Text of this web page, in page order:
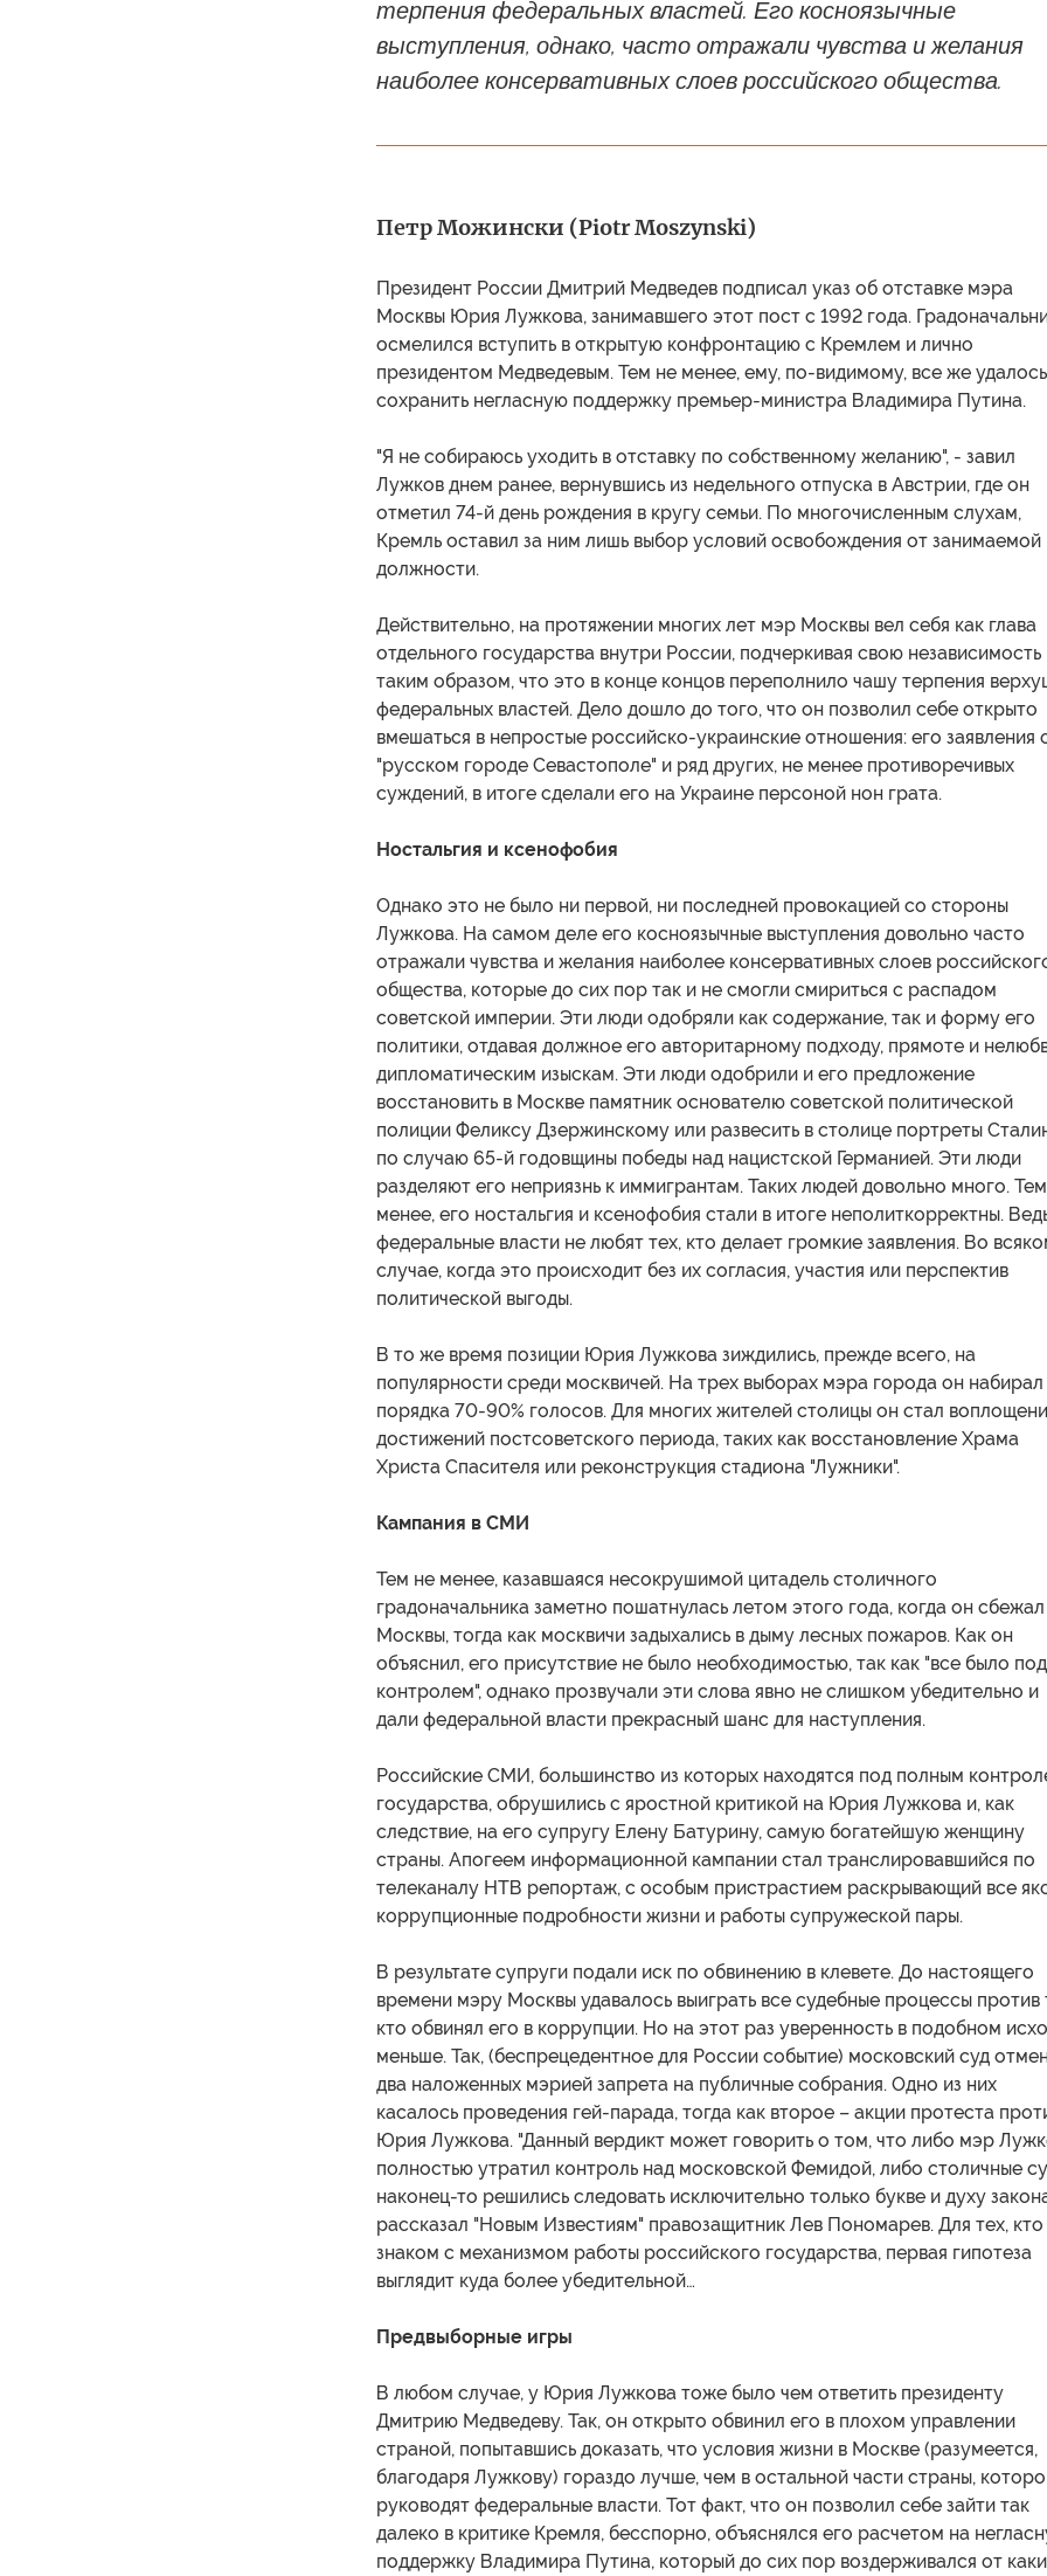
терпения федеральных властей. Его косноязычные
выступления, однако, часто отражали чувства и желания
наиболее консервативных слоев российского общества.
Петр Можински (Piotr Moszynski)
Президент России Дмитрий Медведев подписал указ об отставке мэра
Москвы Юрия Лужкова, занимавшего этот пост с 1992 года.
осмелился вступить в открытую конфронтацию с Кремлем и лично
президентом Медведевым. Тем не менее, ему, по-видимому, все же удалось
сохранить негласную поддержку премьер-министра Владимира Путина.
"Я не собираюсь уходить в отставку по собственному желанию", - завил
Лужков днем ранее, вернувшись из недельного отпуска в Австрии, где он
отметил 74-й день рождения в кругу семьи. По многочисленным слухам,
Кремль оставил за ним лишь выбор условий освобождения от занимаемой
должности.
Действительно, на протяжении многих лет мэр Москвы вел себя как глава
отдельного государства внутри России, подчеркивая свою независимость
таким образом, что это в конце концов переполнило чашу терпения
федеральных властей. Дело дошло до того, что он позволил себе открыто
вмешаться в непростые российско-украинские отношения: его заявления
"русском городе Севастополе" и ряд других, не менее противоречивых
суждений, в итоге сделали его на Украине персоной нон грата.
Ностальгия и ксенофобия
Однако это не было ни первой, ни последней провокацией со стороны
Лужкова. На самом деле его косноязычные выступления довольно часто
отражали чувства и желания наиболее консервативных слоев
общества, которые до сих пор так и не смогли смириться с распадом
советской империи. Эти люди одобряли как содержание, так и форму его
политики, отдавая должное его авторитарному подходу, прямоте и
дипломатическим изыскам. Эти люди одобрили и его предложение
восстановить в Москве памятник основателю советской политической
полиции Феликсу Дзержинскому или развесить в столице портреты
по случаю 65-й годовщины победы над нацистской Германией. Эти люди
разделяют его неприязнь к иммигрантам. Таких людей довольно много.
менее, его ностальгия и ксенофобия стали в итоге неполиткорректны.
федеральные власти не любят тех, кто делает громкие заявления. Во
случае, когда это происходит без их согласия, участия или перспектив
политической выгоды.
В то же время позиции Юрия Лужкова зиждились, прежде всего, на
популярности среди москвичей. На трех выборах мэра города он набирал
порядка 70-90% голосов. Для многих жителей столицы он стал
достижений постсоветского периода, таких как восстановление Храма
Христа Спасителя или реконструкция стадиона "Лужники".
Кампания в СМИ
Тем не менее, казавшаяся несокрушимой цитадель столичного
градоначальника заметно пошатнулась летом этого года, когда он сбежал
Москвы, тогда как москвичи задыхались в дыму лесных пожаров. Как он
объяснил, его присутствие не было необходимостью, так как "все было под
контролем", однако прозвучали эти слова явно не слишком убедительно и
дали федеральной власти прекрасный шанс для наступления.
Российские СМИ, большинство из которых находятся под полным
государства, обрушились с яростной критикой на Юрия Лужкова и, как
следствие, на его супругу Елену Батурину, самую богатейшую женщину
страны. Апогеем информационной кампании стал транслировавшийся по
телеканалу НТВ репортаж, с особым пристрастием раскрывающий все
коррупционные подробности жизни и работы супружеской пары.
В результате супруги подали иск по обвинению в клевете. До настоящего
времени мэру Москвы удавалось выиграть все судебные процессы против
кто обвинял его в коррупции. Но на этот раз уверенность в подобном
меньше. Так, (беспрецедентное для России событие) московский суд
два наложенных мэрией запрета на публичные собрания. Одно из них
касалось проведения гей-парада, тогда как второе – акции протеста
Юрия Лужкова. "Данный вердикт может говорить о том, что либо мэр
полностью утратил контроль над московской Фемидой, либо столичные
наконец-то решились следовать исключительно только букве и духу
рассказал "Новым Известиям" правозащитник Лев Пономарев. Для тех, кто
знаком с механизмом работы российского государства, первая гипотеза
выглядит куда более убедительной…
Предвыборные игры
В любом случае, у Юрия Лужкова тоже было чем ответить президенту
Дмитрию Медведеву. Так, он открыто обвинил его в плохом управлении
страной, попытавшись доказать, что условия жизни в Москве (разумеется,
благодаря Лужкову) гораздо лучше, чем в остальной части страны,
руководят федеральные власти. Тот факт, что он позволил себе зайти так
далеко в критике Кремля, бесспорно, объяснялся его расчетом на
поддержку Владимира Путина, который до сих пор воздерживался от